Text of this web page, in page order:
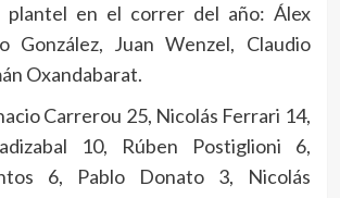
plantel en el correr del año: Álex
González, Juan Wenzel, Claudio
Oxandabarat.
Carrerou 25, Nicolás Ferrari 14,
10, Rúben Postiglioni 6,
6, Pablo Donato 3, Nicolás